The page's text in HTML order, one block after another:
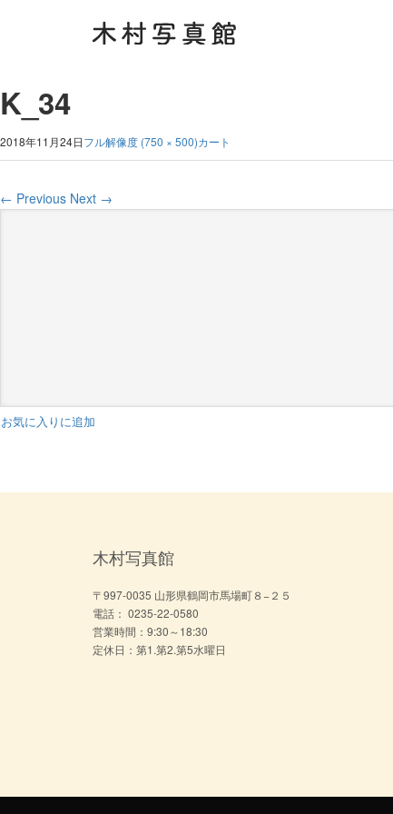
K_34
2018年11月24日フル解像度 (750 × 500)カート
← Previous Next →
お気に入りに追加
木村写真館
〒997-0035 山形県鶴岡市馬場町８−２５
電話： 0235-22-0580
営業時間：9:30～18:30
定休日：第1.第2.第5水曜日